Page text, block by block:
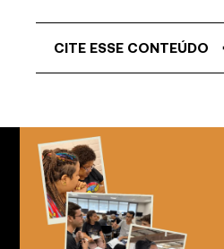
CITE ESSE CONTEÚDO